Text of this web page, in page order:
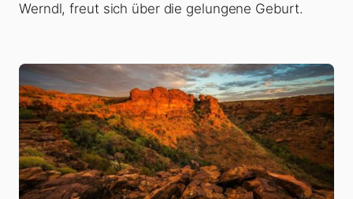
Werndl, freut sich über die gelungene Geburt.